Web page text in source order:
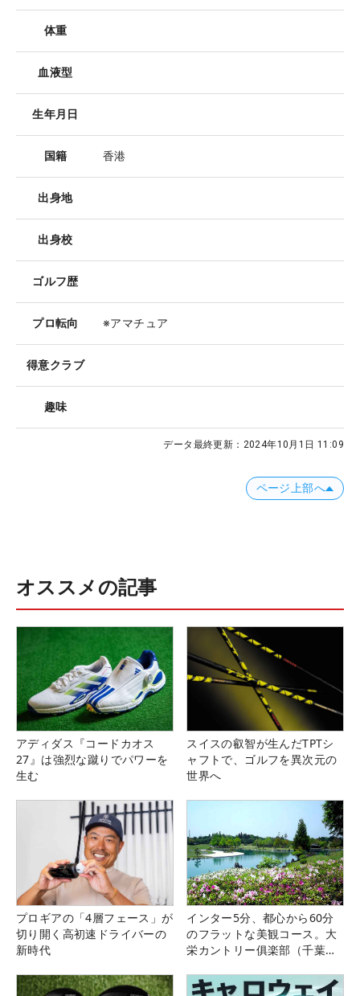
体重
血液型
生年月日
国籍 香港
出身地
出身校
ゴルフ歴
プロ転向 ※アマチュア
得意クラブ
趣味
データ最終更新： 2024年10月1日 11:09
ページ上部へ
オススメの記事
アディダス『コードカオス
27』は強烈な蹴りでパワーを
生む
スイスの叡智が生んだTPTシ
ャフトで、ゴルフを異次元の
世界へ
プロギアの「4層フェース」が
切り開く高初速ドライバーの
新時代
インター5分、都心から60分
のフラットな美観コース。大
栄カントリー俱楽部（千葉